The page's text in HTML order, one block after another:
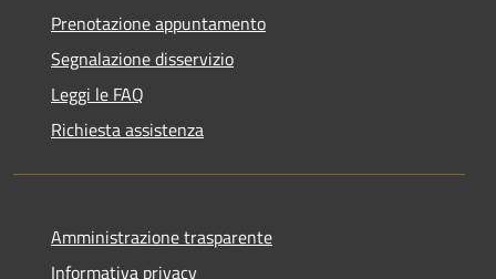
Prenotazione appuntamento
Segnalazione disservizio
Leggi le FAQ
Richiesta assistenza
Amministrazione trasparente
Informativa privacy